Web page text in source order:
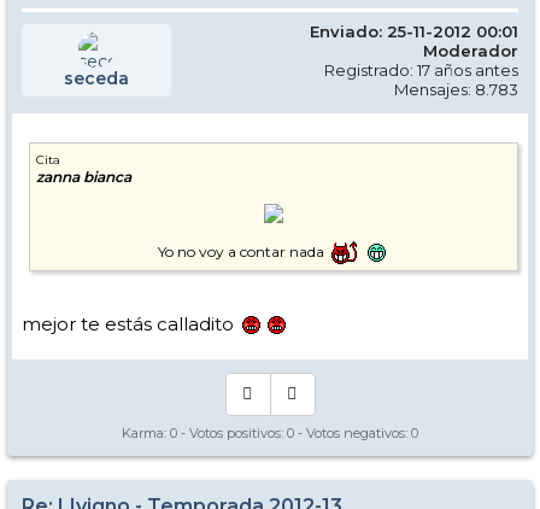
seceda
Enviado: 25-11-2012 00:01
Moderador
Registrado: 17 años antes
Mensajes: 8.783
Cita
zanna bianca
Yo no voy a contar nada
mejor te estás calladito
Karma: 0 - Votos positivos: 0 - Votos negativos: 0